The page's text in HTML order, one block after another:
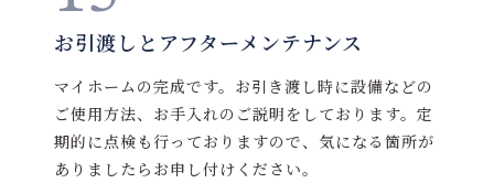
お引渡しとアフターメンテナンス
マイホームの完成です。お引き渡し時に設備などの
ご使用方法、お手入れのご説明をしております。定
期的に点検も行っておりますので、気になる箇所が
ありましたらお申し付けください。